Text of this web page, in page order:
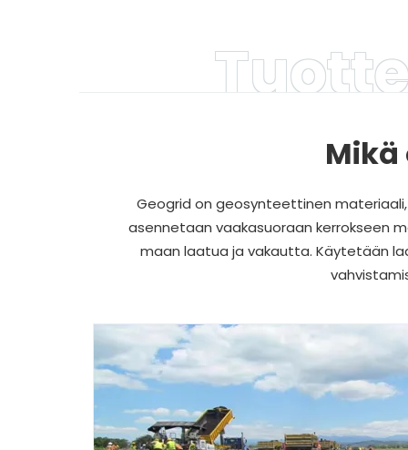
Geogrid on geosynteettinen
asennetaan vaakasuoraan kerrokseen
maan laatua ja vakautta. Käytetään